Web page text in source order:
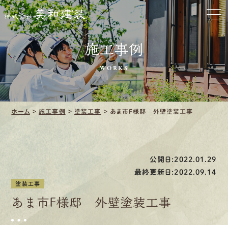
お家をきれいに
会社をきれいに
クリーニング
施工事例
口コミ・レビュー紹介
施工事例
WORKS
ホーム >施工事例 >塗装工事 > あま市F様邸 外壁塗装工事
公開日:2022.01.29
最終更新日:2022.09.14
塗装工事
あま市F様邸 外壁塗装工事